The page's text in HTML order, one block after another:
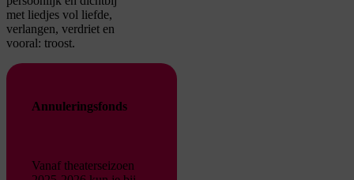
met liedjes vol liefde,
verlangen, verdriet en
vooral: troost.
Annuleringsfonds
Vanaf theaterseizoen